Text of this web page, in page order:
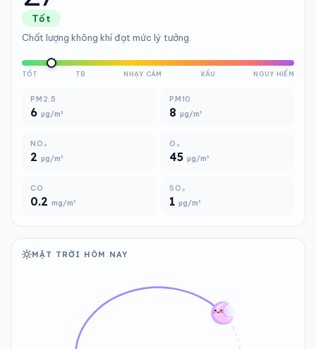
Tốt
Chất lượng không khí đạt mức lý tưởng.
TỐT TB NHẠY CẢM XẤU NGUY HIỂM
PM2.5
6 µg/m³
PM10
8 µg/m³
NO₂
2 µg/m³
O₃
45 µg/m³
CO
0.2 mg/m³
SO₂
1 µg/m³
MẶT TRỜI HÔM NAY